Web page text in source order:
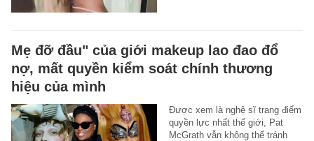
Mẹ đỡ đầu" của giới makeup lao đao đổ
nợ, mất quyền kiểm soát chính thương
hiệu của mình
Được xem là nghệ sĩ trang điểm
quyền lực nhất thế giới, Pat
McGrath vẫn không thể tránh